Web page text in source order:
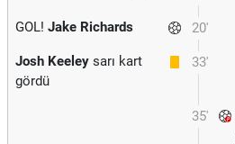
20'
GOL! Jake Richards
33'
Josh Keeley sarı kart
gördü
35'